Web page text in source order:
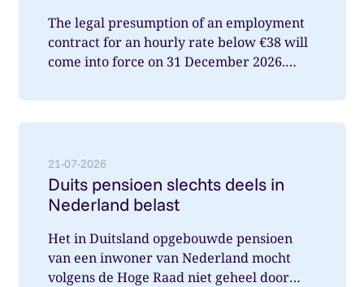
The legal presumption of an employment
contract for an hourly rate below €38 will
come into force on 31 December 2026.
21-07-2026
Duits pensioen slechts deels in
Nederland belast
Het in Duitsland opgebouwde pensioen
van een inwoner van Nederland mocht
volgens de Hoge Raad niet geheel door